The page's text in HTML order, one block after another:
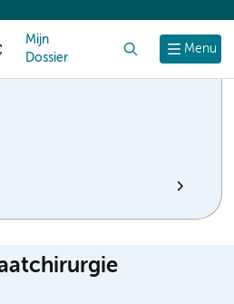
Menu
Mijn
Dossier